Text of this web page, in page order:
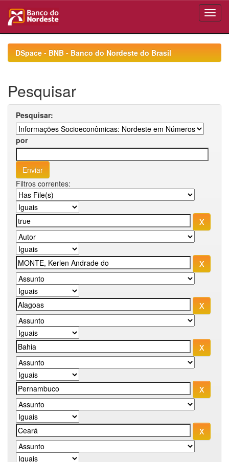
navigationDSpace - BNB - Banco do Nordeste do Brasil
Pesquisar
Pesquisar:
por
Filtros correntes: